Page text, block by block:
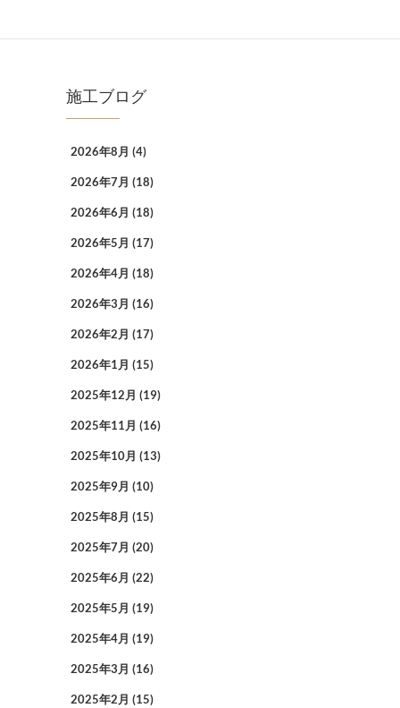
施工ブログ
2026年8月 (4)
2026年7月 (18)
2026年6月 (18)
2026年5月 (17)
2026年4月 (18)
2026年3月 (16)
2026年2月 (17)
2026年1月 (15)
2025年12月 (19)
2025年11月 (16)
2025年10月 (13)
2025年9月 (10)
2025年8月 (15)
2025年7月 (20)
2025年6月 (22)
2025年5月 (19)
2025年4月 (19)
2025年3月 (16)
2025年2月 (15)